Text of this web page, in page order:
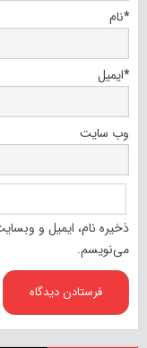
نام*
ایمیل*
وب‌ سایت
ذخیره نام، ایمیل و
می‌نویسم.